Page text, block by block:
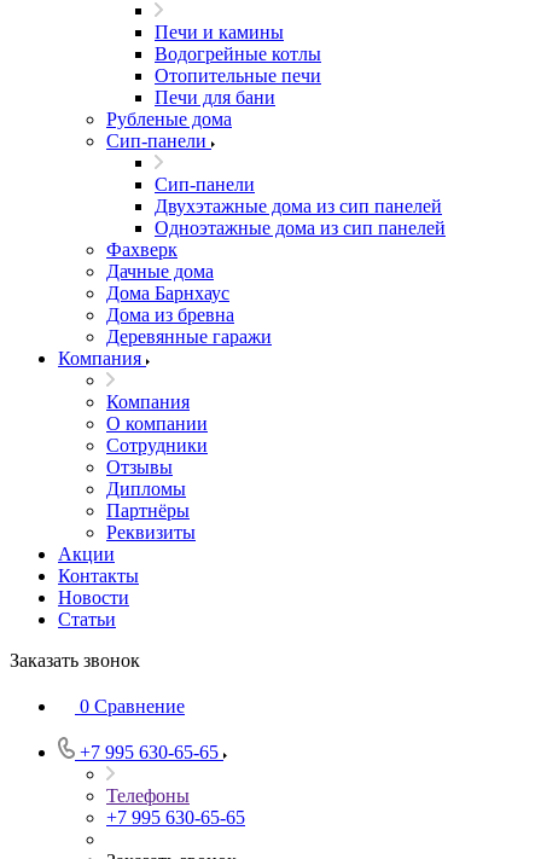
Печи и камины
Водогрейные котлы
Отопительные печи
Печи для бани
Рубленые дома
Сип-панели
Сип-панели
Двухэтажные дома из сип панелей
Одноэтажные дома из сип панелей
Фахверк
Дачные дома
Дома Барнхаус
Дома из бревна
Деревянные гаражи
Компания
Компания
О компании
Сотрудники
Отзывы
Дипломы
Партнёры
Реквизиты
Акции
Контакты
Новости
Статьи
Заказать звонок
0 Сравнение
+7 995 630-65-65
Телефоны
+7 995 630-65-65